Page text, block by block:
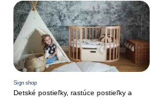
Sign shop
Detské postieľky, rastúce postieľky a